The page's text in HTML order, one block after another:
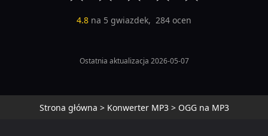
4.8 na 5 gwiazdek, 284 ocen
Ostatnia aktualizacja 2026-05-07
Strona główna > Konwerter MP3> OGG na MP3